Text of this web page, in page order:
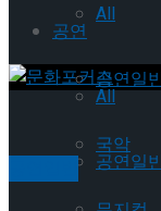
All
공연일
국악
공연
All
공연일